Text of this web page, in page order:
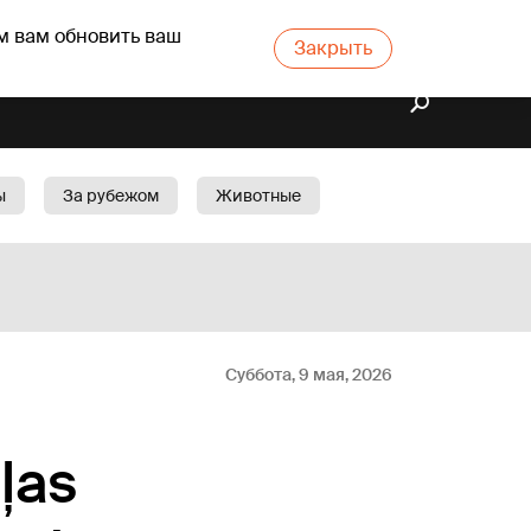
вам обновить ваш Закрыть
За рубежом
Животные
Суббота, 9 мая, 2026